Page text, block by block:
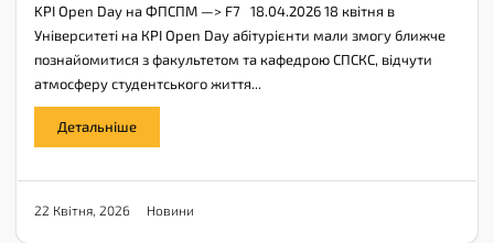
22 Квітня, 2026 Новини
KPI Open Day на ФПСПМ —> F7 18.04.2026 18 квітня в
Університеті на КPI Open Day абітурієнти мали змогу ближче
познайомитися з факультетом та кафедрою СПСКС, відчути
атмосферу студентського життя...
Детальніше